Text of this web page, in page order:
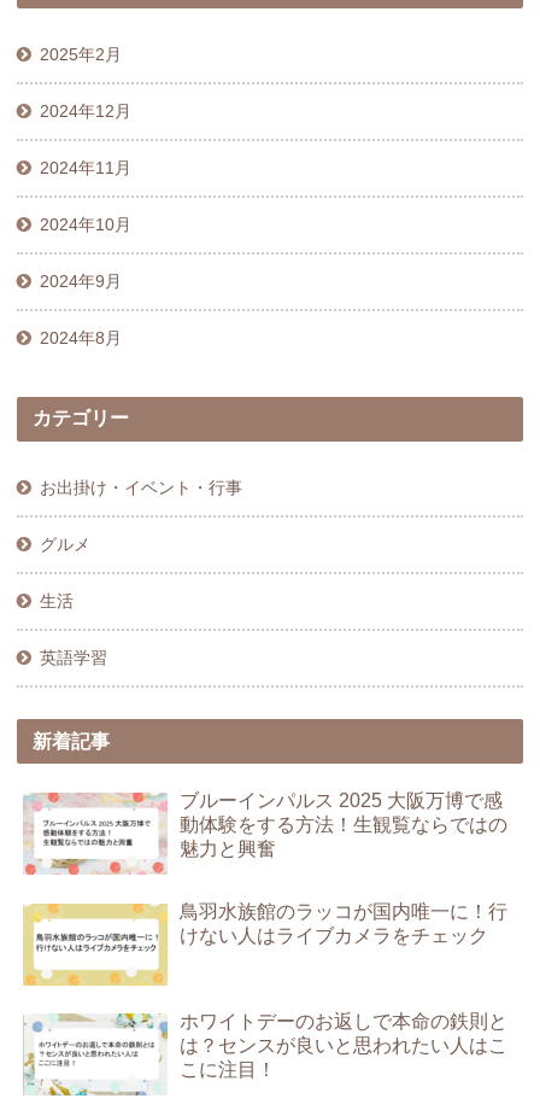
2025年2月
2024年12月
2024年11月
2024年10月
2024年9月
2024年8月
カテゴリー
お出掛け・イベント・行事
グルメ
生活
英語学習
新着記事
ブルーインパルス 2025 大阪万博で感
動体験をする方法！生観覧ならではの
魅力と興奮
鳥羽水族館のラッコが国内唯一に！行
けない人はライブカメラをチェック
ホワイトデーのお返しで本命の鉄則と
は？センスが良いと思われたい人はこ
こに注目！